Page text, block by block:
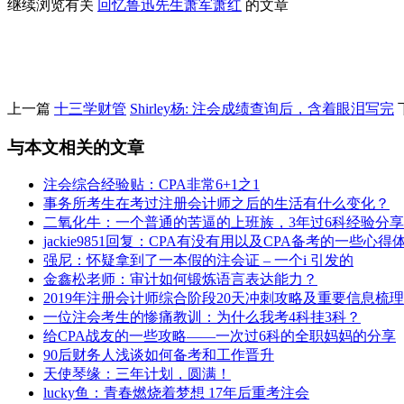
继续浏览有关 回忆鲁迅先生萧军萧红 的文章
上一篇 十三学财管 Shirley杨: 注会成绩查询后，含着眼泪写完
与本文相关的文章
注会综合经验贴：CPA非常6+1之1
事务所考生在考过注册会计师之后的生活有什么变化？
二氧化牛：一个普通的苦逼的上班族，3年过6科经验分享
jackie9851回复：CPA有没有用以及CPA备考的一些心得
强尼：怀疑拿到了一本假的注会证 – 一个i 引发的
金鑫松老师：审计如何锻炼语言表达能力？
2019年注册会计师综合阶段20天冲刺攻略及重要信息梳理
一位注会考生的惨痛教训：为什么我考4科挂3科？
给CPA战友的一些攻略——一次过6科的全职妈妈的分享
90后财务人浅谈如何备考和工作晋升
天使琴缘：三年计划，圆满！
lucky鱼：青春燃烧着梦想 17年后重考注会